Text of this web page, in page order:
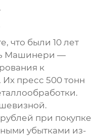
что были 10 лет
Машинери —
к
Их пресс 500 тонн
при покупке
убытками из-